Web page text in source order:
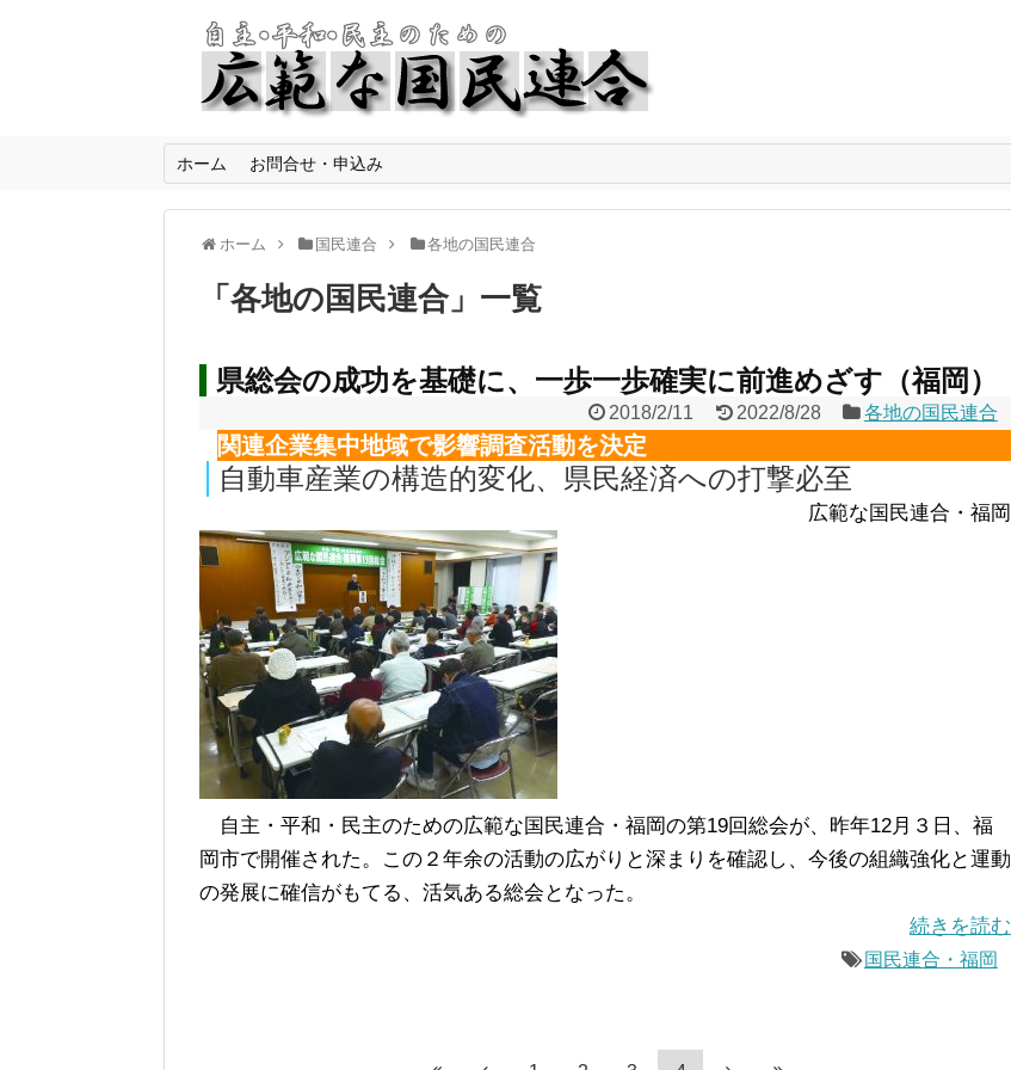
ホーム お問合せ・申込み
ホーム 国民連合 各地の国民連合
「 各地の国民連合」 一覧
県総会の成功を基礎に、一歩一歩確実に前進めざす（福岡）
2018/2/11 2022/8/28 各地の国民連合
関連企業集中地域で影響調査活動を決定
自動車産業の構造的変化、県民経済への打撃必至
広範な国民連合・福岡
自主・平和・民主のための広範な国民連合・福岡の第19回総会が、昨年12月３日、福
岡市で開催された。この２年余の活動の広がりと深まりを確認し、今後の組織強化と運動
の発展に確信がもてる、活気ある総会となった。
続きを読む
国民連合・福岡